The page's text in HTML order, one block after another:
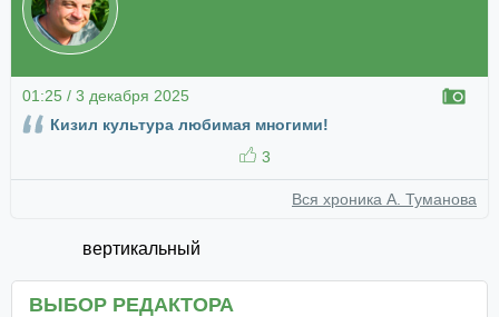
01:25 / 3 декабря 2025
Кизил культура любимая многими!
3
Вся хроника А. Туманова
вертикальный
ВЫБОР РЕДАКТОРА